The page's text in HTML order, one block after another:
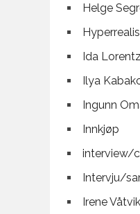
Helge
Ida
Ilya
Ingunn
Innkjøp
interview/
Intervju/
Irene Våtvik